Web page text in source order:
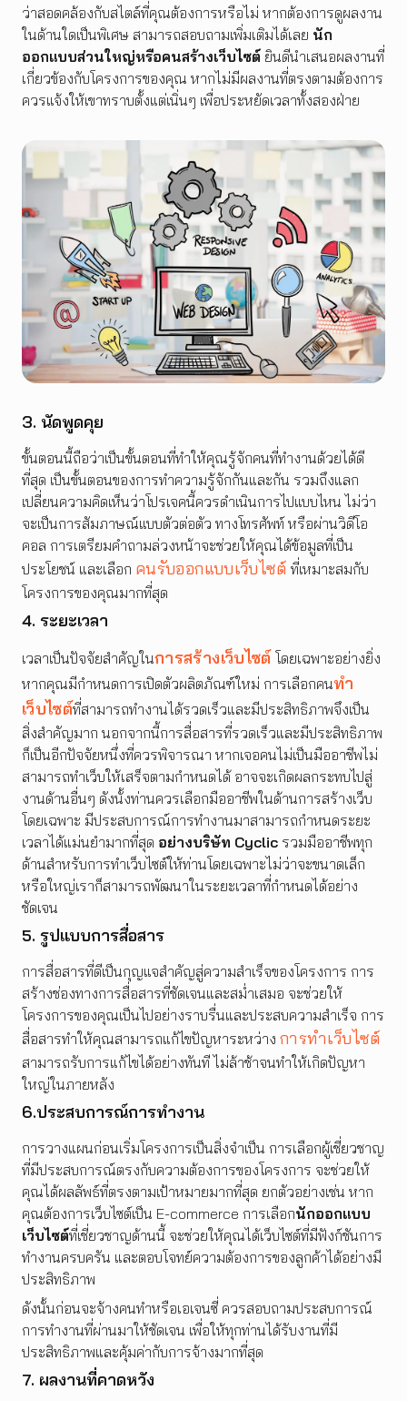
ว่าสอดคล้องกับสไตล์ที่คุณต้องการหรือไม่ หากต้องการดูผลงาน
ในด้านใดเป็นพิเศษ สามารถสอบถามเพิ่มเติมได้เลย นัก
ออกแบบส่วนใหญ่หรือคนสร้างเว็บไซต์ ยินดีนำเสนอผลงานที่
เกี่ยวข้องกับโครงการของคุณ หากไม่มีผลงานที่ตรงตามต้องการ
ควรแจ้งให้เขาทราบตั้งแต่เนิ่นๆ เพื่อประหยัดเวลาทั้งสองฝ่าย
3. นัดพูดคุย
ขั้นตอนนี้ถือว่าเป็นขั้นตอนที่ทำให้คุณรู้จักคนที่ทำงานด้วยได้ดี
ที่สุด เป็นขั้นตอนของการทำความรู้จักกันและกัน รวมถึงแลก
เปลี่ยนความคิดเห็นว่าโปรเจคนี้ควรดำเนินการไปแบบไหน ไม่ว่า
จะเป็นการสัมภาษณ์แบบตัวต่อตัว ทางโทรศัพท์ หรือผ่านวิดีโอ
คอล การเตรียมคำถามล่วงหน้าจะช่วยให้คุณได้ข้อมูลที่เป็น
ประโยชน์ และเลือก คนรับออกแบบเว็บไซต์ ที่เหมาะสมกับ
โครงการของคุณมากที่สุด
4. ระยะเวลา
เวลาเป็นปัจจัยสำคัญในการสร้างเว็บไซต์ โดยเฉพาะอย่างยิ่ง
หากคุณมีกำหนดการเปิดตัวผลิตภัณฑ์ใหม่ การเลือกคนทำ
เว็บไซต์ที่สามารถทำงานได้รวดเร็วและมีประสิทธิภาพจึงเป็น
สิ่งสำคัญมาก นอกจากนี้การสื่อสารที่รวดเร็วและมีประสิทธิภาพ
ก็เป็นอีกปัจจัยหนึ่งที่ควรพิจารณา หากเจอคนไม่เป็นมืออาชีพไม่
สามารถทำเว็บให้เสร็จตามกำหนดได้ อาจจะเกิดผลกระทบไปสู่
งานด้านอื่นๆ ดังนั้งท่านควรเลือกมืออาชีพในด้านการสร้างเว็บ
โดยเฉพาะ มีประสบการณ์การทำงานมาสามารถกำหนดระยะ
เวลาได้แม่นยำมากที่สุด อย่างบริษัท Cyclic รวมมืออาชีพทุก
ด้านสำหรับการทำเว็บไซต์ให้ท่านโดยเฉพาะไม่ว่าจะขนาดเล็ก
หรือใหญ่เราก็สามารถพัฒนาในระยะเวลาที่กำหนดได้อย่าง
ชัดเจน
5. รูปแบบการสื่อสาร
การสื่อสารที่ดีเป็นกุญแจสำคัญสู่ความสำเร็จของโครงการ การ
สร้างช่องทางการสื่อสารที่ชัดเจนและสม่ำเสมอ จะช่วยให้
โครงการของคุณเป็นไปอย่างราบรื่นและประสบความสำเร็จ การ
สื่อสารทำให้คุณสามารถแก้ไขปัญหาระหว่าง การทำเว็บไซต์
สามารถรับการแก้ไขได้อย่างทันที ไม่ล้าช้าจนทำให้เกิดปัญหา
ใหญ่ในภายหลัง
6.ประสบการณ์การทำงาน
การวางแผนก่อนเริ่มโครงการเป็นสิ่งจำเป็น การเลือกผู้เชี่ยวชาญ
ที่มีประสบการณ์ตรงกับความต้องการของโครงการ จะช่วยให้
คุณได้ผลลัพธ์ที่ตรงตามเป้าหมายมากที่สุด ยกตัวอย่างเช่น หาก
คุณต้องการเว็บไซต์เป็น E-commerce การเลือกนักออกแบบ
เว็บไซต์ที่เชี่ยวชาญด้านนี้ จะช่วยให้คุณได้เว็บไซต์ที่มีฟังก์ชันการ
ทำงานครบครัน และตอบโจทย์ความต้องการของลูกค้าได้อย่างมี
ประสิทธิภาพ
ดังนั้นก่อนจะจ้างคนทำหรือเอเจนซี่ ควรสอบถามประสบการณ์
การทำงานที่ผ่านมาให้ชัดเจน เพื่อให้ทุกท่านได้รับงานที่มี
ประสิทธิภาพและคุ้มค่ากับการจ้างมากที่สุด
7. ผลงานที่คาดหวัง